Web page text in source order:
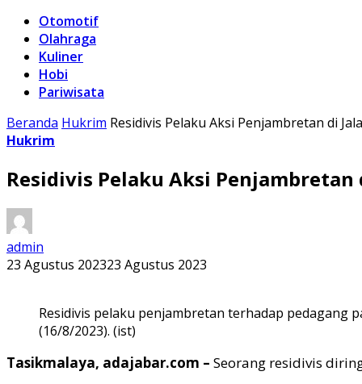
Otomotif
Olahraga
Kuliner
Hobi
Pariwisata
Beranda Hukrim Residivis Pelaku Aksi Penjambretan di
Hukrim
Residivis Pelaku Aksi
admin
23 Agustus 202323 Agustus 2023
Residivis pelaku penjambretan terhadap pedagang
(16/8/2023). (ist)
Tasikmalaya, adajabar.com – Seorang residivis